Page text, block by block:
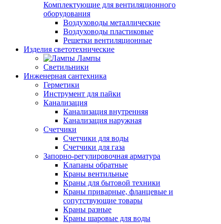
Комплектующие для вентиляционного
оборудования
Воздуховоды металлические
Воздуховоды пластиковые
Решетки вентиляционные
Изделия светотехнические
Лампы
Светильники
Инженерная сантехника
Герметики
Инструмент для пайки
Канализация
Канализация внутренняя
Канализация наружная
Счетчики
Счетчики для воды
Счетчики для газа
Запорно-регулировочная арматура
Клапаны обратные
Краны вентильные
Краны для бытовой техники
Краны приварные, фланцевые и
сопутствующие товары
Краны разные
Краны шаровые для воды